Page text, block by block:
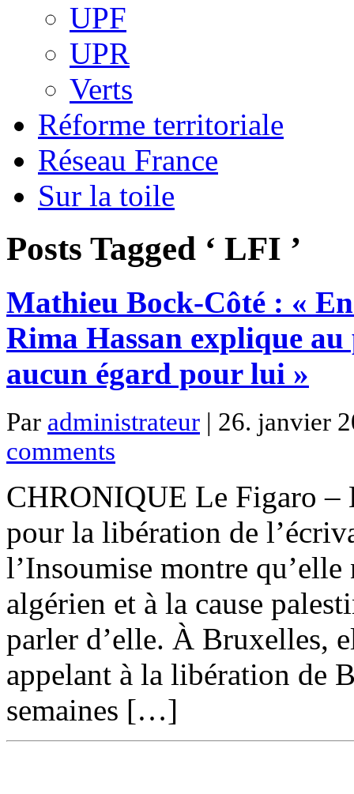
UPF
UPR
Verts
Réforme territoriale
Réseau France
Sur la toile
Posts Tagged ‘ LFI ’
Mathieu Bock-Côté : «
Rima Hassan explique au
aucun égard pour lui »
Par administrateur | 26. janvier
comments
CHRONIQUE Le Figaro –
pour la libération de
l’Insoumise montre qu’elle
algérien et à la cause
parler d’elle. À Bruxelles,
appelant à la libération de
semaines […]